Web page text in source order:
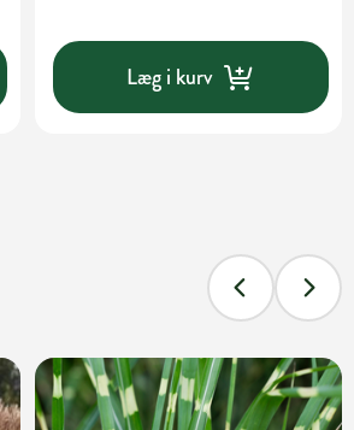
Læg i kurv